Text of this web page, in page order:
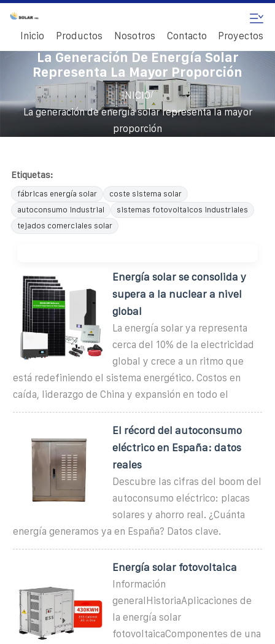
Inicio Productos Nosotros Contacto Proyectos
La Generación De Energía Solar
Representa La Mayor Proporción
INICIO/
La generación de energía solar representa la mayor
proporción
Etiquetas:
fábricas energía solar
coste sistema solar
autoconsumo industrial
sistemas fotovoltaicos industriales
tejados comerciales solar
Energía solar se consolida y
supera a la nuclear a nivel
global
La energía solar ya representa
cerca del 10% de la electricidad
global y crece a un ritmo que
está redefiniendo el sistema energético. Costos en
caída, liderazgo de China y expansión en todo el
El récord del autoconsumo
eléctrico en España: datos
reales
Descubre las cifras del boom del
autoconsumo eléctrico: placas
solares y ahorro real. ¿Cuánta
energía generamos ya en España? Datos clave.
Energía solar fotovoltaica
Información
generalHistoriaAplicaciones de
la energía solar
fotovoltaicaComponentes de una